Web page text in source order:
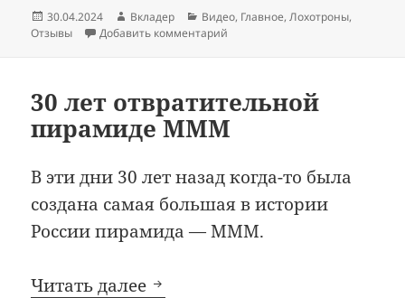
Опубликовано
30.04.2024 Автор
Вкладер Рубрики
Видео, Главное,Лохотроны,
Отзывы
Добавить комментарий
30 лет отвратительной
пирамиде МММ
В эти дни 30 лет назад когда-то была
создана самая большая в истории
России пирамида — МММ.
Читать далее 30 лет отвратительной